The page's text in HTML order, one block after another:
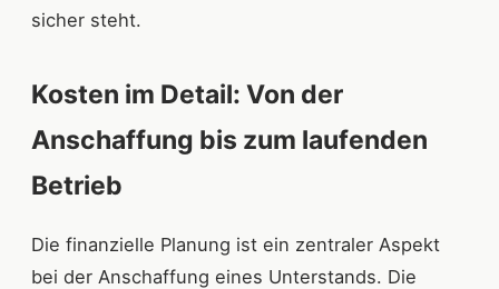
sicher steht.
Kosten im Detail: Von der
Anschaffung bis zum laufenden
Betrieb
Die finanzielle Planung ist ein zentraler Aspekt
bei der Anschaffung eines Unterstands. Die